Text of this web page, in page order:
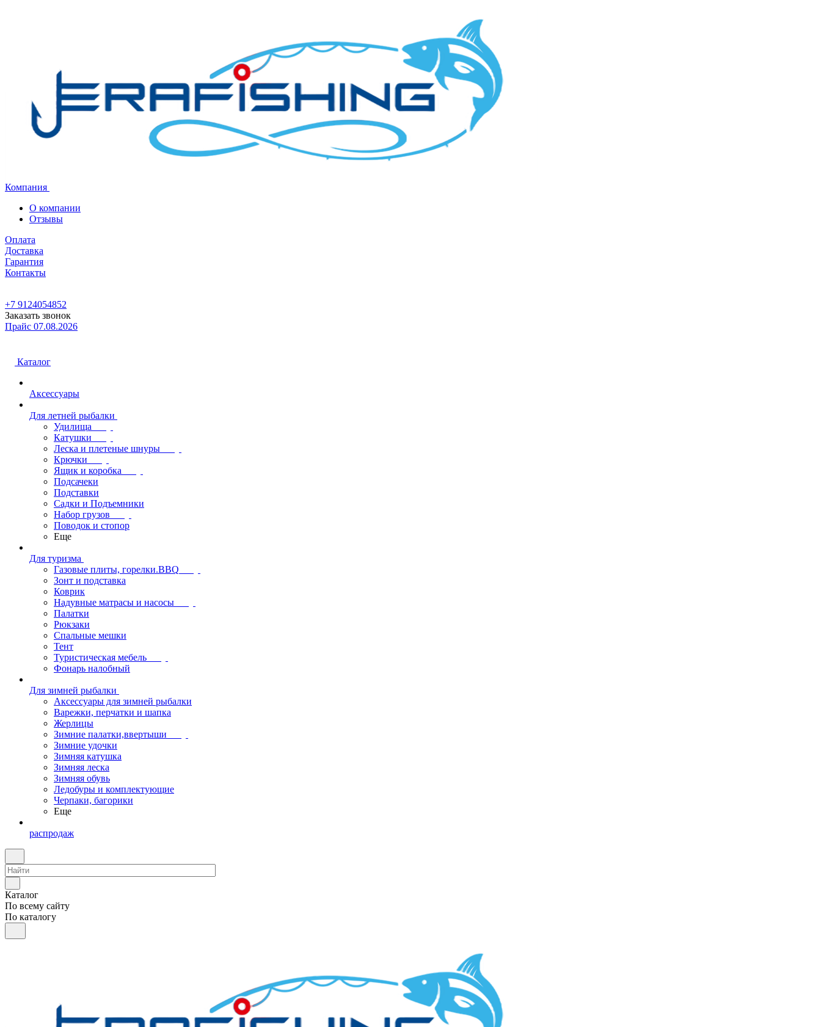
Компания
О компании
Отзывы
Оплата
Доставка
Гарантия
Контакты
+7 9124054852
Заказать звонок
Прайс 07.08.2026
Каталог
Аксессуары
Для летней рыбалки
Удилища
Катушки
Леска и плетеные шнуры
Крючки
Ящик и коробка
Подсачеки
Подставки
Садки и Подъемники
Набор грузов
Поводок и стопор
Еще
Для туризма
Газовые плиты, горелки.BBQ
Зонт и подставка
Коврик
Надувные матрасы и насосы
Палатки
Рюкзаки
Спальные мешки
Тент
Туристическая мебель
Фонарь налобный
Для зимней рыбалки
Аксессуары для зимней рыбалки
Варежки, перчатки и шапка
Жерлицы
Зимние палатки,ввертыши
Зимние удочки
Зимняя катушка
Зимняя леска
Зимняя обувь
Ледобуры и комплектующие
Черпаки, багорики
Еще
распродаж
Каталог
По всему сайту
По каталогу